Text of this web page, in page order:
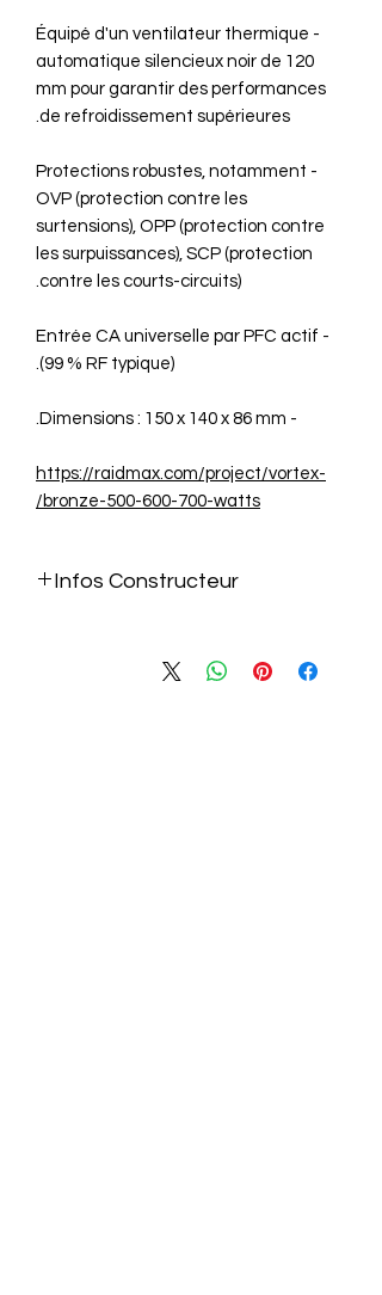
- Équipé d'un ventilateur thermique
automatique silencieux noir de 120
mm pour garantir des performances
de refroidissement supérieures.
- Protections robustes, notamment
OVP (protection contre les
surtensions), OPP (protection contre
les surpuissances), SCP (protection
contre les courts-circuits).
- Entrée CA universelle par PFC actif
(99 % RF typique).
- Dimensions : 150 x 140 x 86 mm.
https://raidmax.com/project/vortex-
bronze-500-600-700-watts/
Infos Constructeur
bronze-500-600-700-watts/